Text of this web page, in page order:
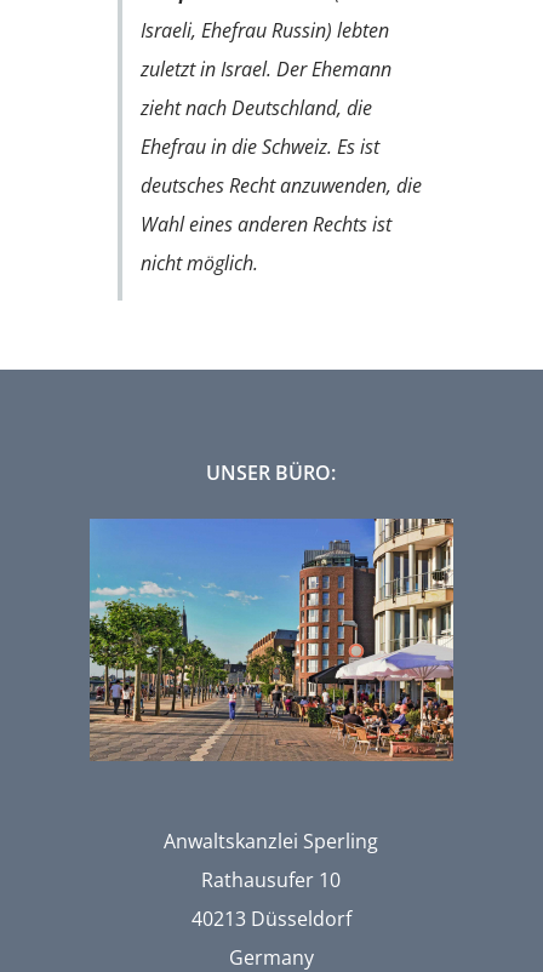
Israeli, Ehefrau Russin) lebten
zuletzt in Israel. Der Ehemann
zieht nach Deutschland, die
Ehefrau in die Schweiz. Es ist
deutsches Recht anzuwenden, die
Wahl eines anderen Rechts ist
nicht möglich.
UNSER BÜRO:
Anwaltskanzlei Sperling
Rathausufer 10
40213 Düsseldorf
Germany